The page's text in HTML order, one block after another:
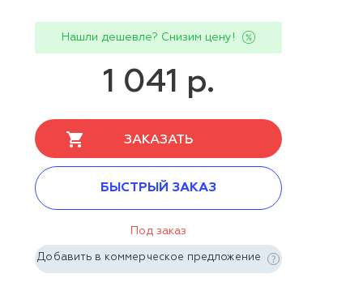
Нашли дешевле? Снизим цену!
1 041 р.
ЗАКАЗАТЬ
БЫСТРЫЙ ЗАКАЗ
Под заказ
Добавить в коммерческое предложение